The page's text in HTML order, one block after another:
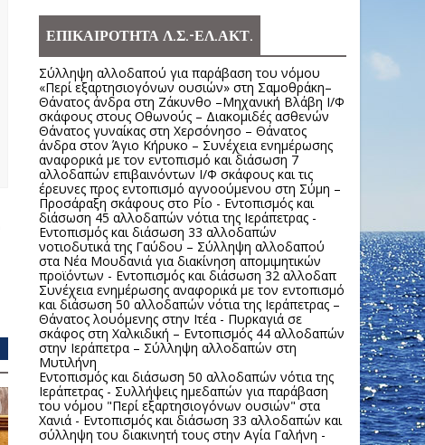
ΕΠΙΚΑΙΡΟΤΗΤΑ Λ.Σ.-ΕΛ.ΑΚΤ.
Σύλληψη αλλοδαπού για παράβαση του νόμου
«Περί εξαρτησιογόνων ουσιών» στη Σαμοθράκη–
Θάνατος άνδρα στη Ζάκυνθο –Μηχανική Βλάβη Ι/Φ
σκάφους στους Οθωνούς – Διακομιδές ασθενών
Θάνατος γυναίκας στη Χερσόνησο – Θάνατος
άνδρα στον Άγιο Κήρυκο – Συνέχεια ενημέρωσης
αναφορικά με τον εντοπισμό και διάσωση 7
αλλοδαπών επιβαινόντων Ι/Φ σκάφους και τις
έρευνες προς εντοπισμό αγνοούμενου στη Σύμη –
Προσάραξη σκάφους στο Ρίο - Εντοπισμός και
διάσωση 45 αλλοδαπών νότια της Ιεράπετρας -
Εντοπισμός και διάσωση 33 αλλοδαπών
νοτιοδυτικά της Γαύδου – Σύλληψη αλλοδαπού
στα Νέα Μουδανιά για διακίνηση απομιμητικών
προϊόντων - Εντοπισμός και διάσωση 32 αλλοδαπ
Συνέχεια ενημέρωσης αναφορικά με τον εντοπισμό
και διάσωση 50 αλλοδαπών νότια της Ιεράπετρας –
Θάνατος λουόμενης στην Ιτέα - Πυρκαγιά σε
σκάφος στη Χαλκιδική – Εντοπισμός 44 αλλοδαπών
στην Ιεράπετρα – Σύλληψη αλλοδαπών στη
Μυτιλήνη
Εντοπισμός και διάσωση 50 αλλοδαπών νότια της
Ιεράπετρας - Συλλήψεις ημεδαπών για παράβαση
του νόμου "Περί εξαρτησιογόνων ουσιών" στα
Χανιά - Εντοπισμός και διάσωση 33 αλλοδαπών και
σύλληψη του διακινητή τους στην Αγία Γαλήνη -